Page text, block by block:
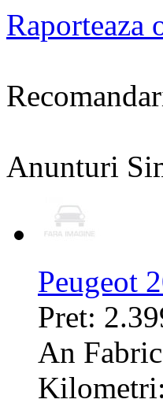
Raporteaza
Anunturi
Peugeot
Pret:
An